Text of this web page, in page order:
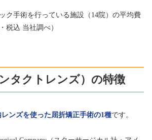
ク手術を行っている施設（14院）の平均費
税込 当社調べ）
タクトレンズ）の特徴
レンズを使った屈折矯正手術の1種です。